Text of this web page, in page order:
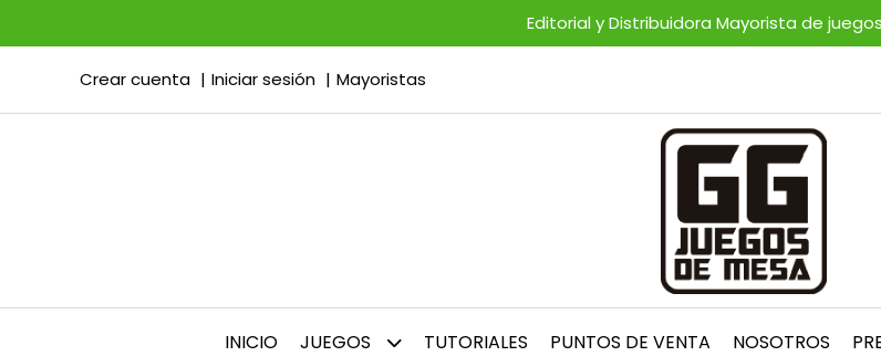
Editorial y Distribuidora Mayorista de
Crear cuenta Iniciar sesión Mayoristas
INICIO JUEGOS TUTORIALES PUNTOS DE VENTA NOSOTROS